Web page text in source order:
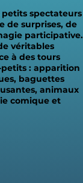
spectateurs
de surprises, de
participative.
véritables
à des tours
: apparition
baguettes
animaux
comique et